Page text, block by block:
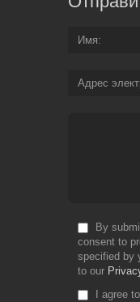
Имя
Адрес
By
consent to
specified by
to our
I agree